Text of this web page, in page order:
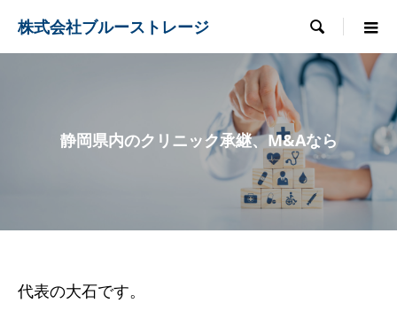
株式会社ブルーストレージ 
静岡県内のクリニック承継、M&Aなら
代表の大石です。